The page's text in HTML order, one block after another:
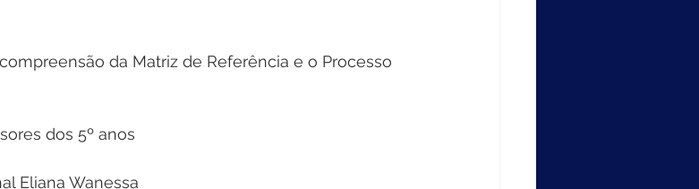
da Matriz de Referência e o Processo
dos 5º anos
Eliana Wanessa